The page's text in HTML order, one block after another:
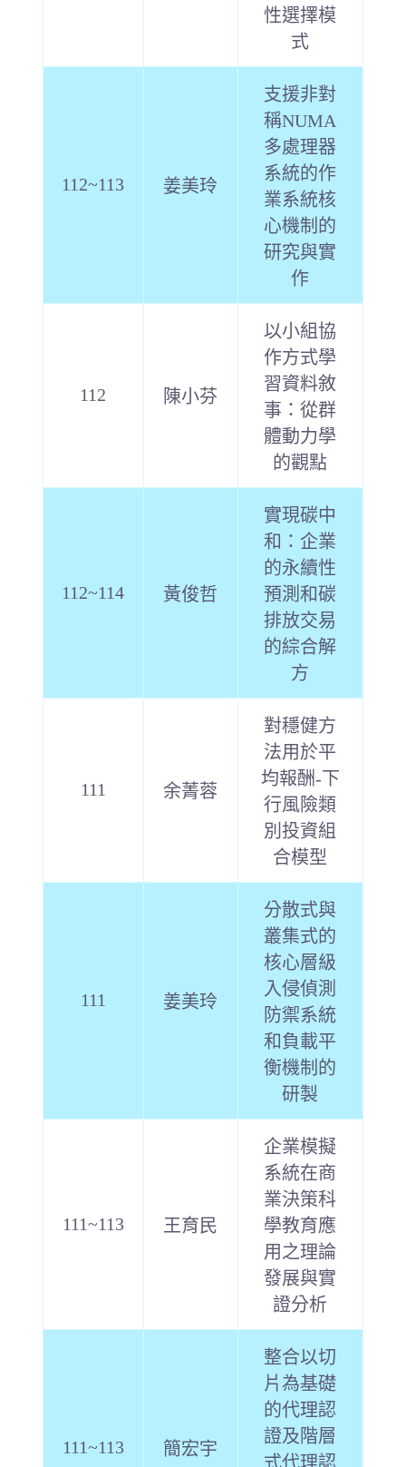
性選擇模
式
112~113 姜美玲
支援非對
稱NUMA
多處理器
系統的作
業系統核
心機制的
研究與實
作
112 陳小芬
以小組協
作方式學
習資料敘
事：從群
體動力學
的觀點
112~114 黃俊哲
實現碳中
和：企業
的永續性
預測和碳
排放交易
的綜合解
方
111 余菁蓉
對穩健方
法用於平
均報酬-下
行風險類
別投資組
合模型
111 姜美玲
分散式與
叢集式的
核心層級
入侵偵測
防禦系統
和負載平
衡機制的
研製
111~113 王育民
企業模擬
系統在商
業決策科
學教育應
用之理論
發展與實
證分析
111~113 簡宏宇
整合以切
片為基礎
的代理認
證及階層
式代理認